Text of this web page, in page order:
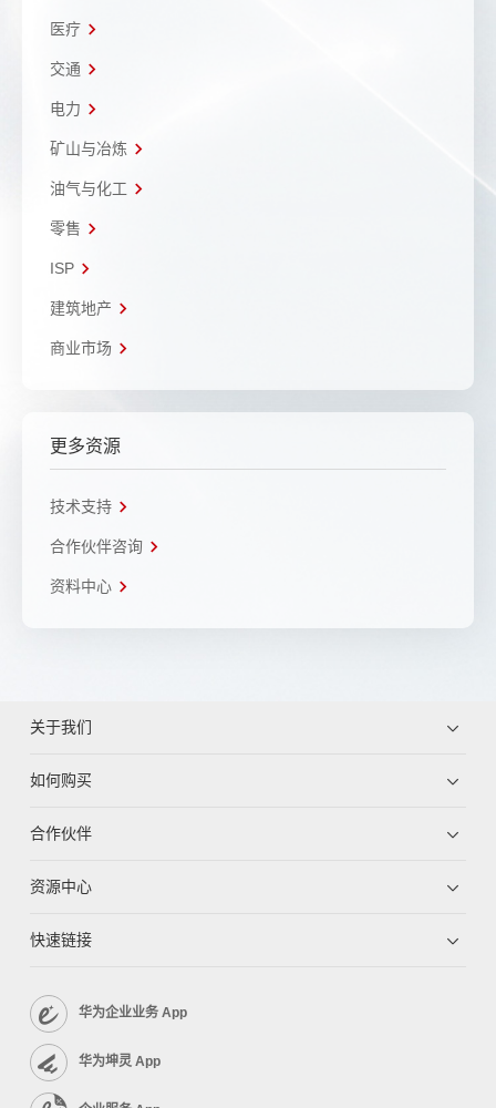
医疗
交通
电力
矿山与冶炼
油气与化工
零售
ISP
建筑地产
商业市场
更多资源
技术支持
合作伙伴咨询
资料中心
关于我们
如何购买
合作伙伴
资源中心
快速链接
华为企业业务 App
华为坤灵 App